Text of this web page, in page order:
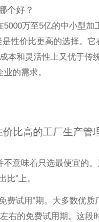
个好？
5000万至5亿的中小型加
是性价比更高的选择。
本和灵活性上又优于传
的需求。
价比高的工厂生产管
不意味着只选最便宜的
比”上。
费试用”期。大多数优质
右的免费试用期。这段